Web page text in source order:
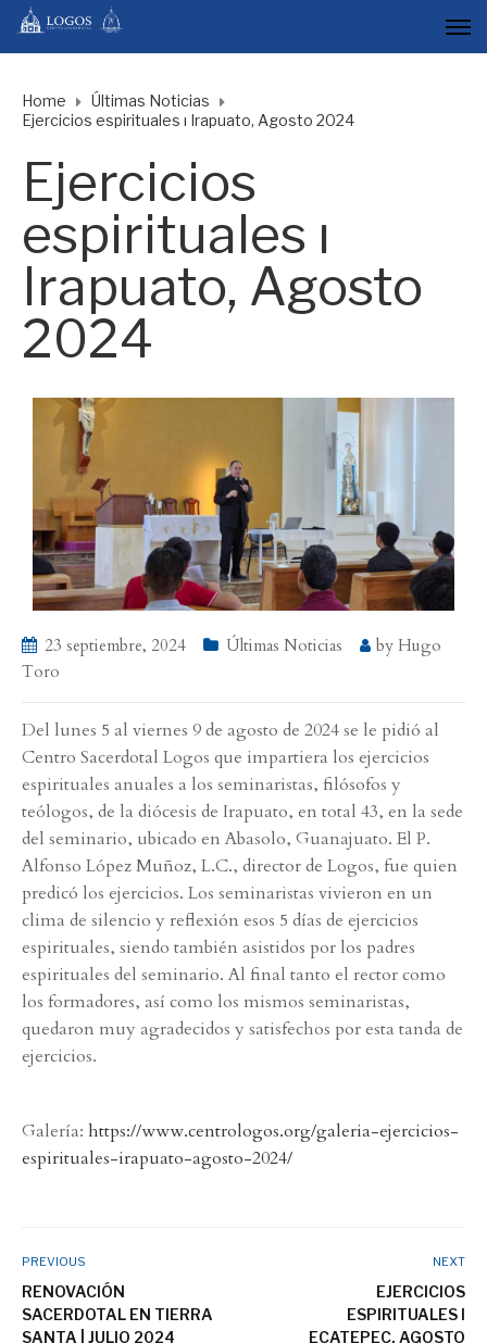
Home
Últimas Noticias
Ejercicios espirituales ı Irapuato, Agosto 2024
Ejercicios
espirituales ı
Irapuato, Agosto
2024
23 septiembre, 2024 Últimas Noticias by Hugo
Toro
Del lunes 5 al viernes 9 de agosto de 2024 se le pidió al
Centro Sacerdotal Logos que impartiera los ejercicios
espirituales anuales a los seminaristas, filósofos y
teólogos, de la diócesis de Irapuato, en total 43, en la sede
del seminario, ubicado en Abasolo, Guanajuato. El P.
Alfonso López Muñoz, L.C., director de Logos, fue quien
predicó los ejercicios. Los seminaristas vivieron en un
clima de silencio y reflexión esos 5 días de ejercicios
espirituales, siendo también asistidos por los padres
espirituales del seminario. Al final tanto el rector como
los formadores, así como los mismos seminaristas,
quedaron muy agradecidos y satisfechos por esta tanda de
ejercicios.
Galería: https://www.centrologos.org/galeria-ejercicios-
espirituales-irapuato-agosto-2024/
PREVIOUS
RENOVACIÓN
SACERDOTAL EN TIERRA
SANTA | JULIO 2024
NEXT
EJERCICIOS
ESPIRITUALES I
ECATEPEC, AGOSTO